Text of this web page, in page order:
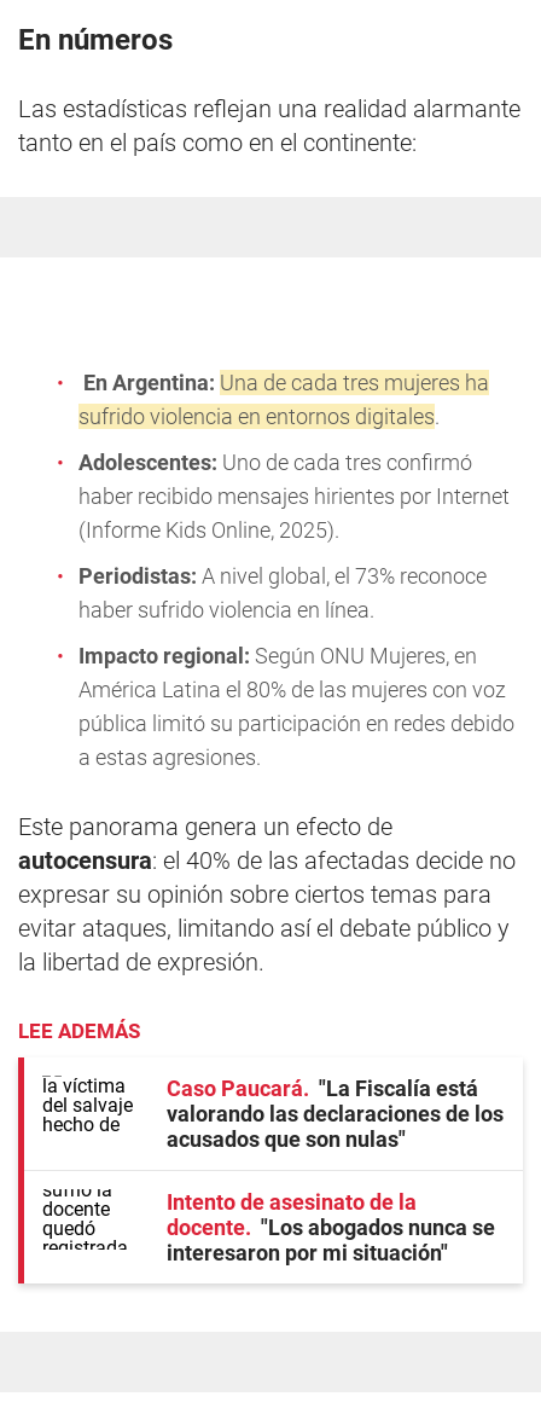
En números
Las estadísticas reflejan una realidad alarmante
tanto en el país como en el continente:
En Argentina: Una de cada tres mujeres ha
sufrido violencia en entornos digitales.
Adolescentes: Uno de cada tres confirmó
haber recibido mensajes hirientes por Internet
(Informe Kids Online, 2025).
Periodistas: A nivel global, el 73% reconoce
haber sufrido violencia en línea.
Impacto regional: Según ONU Mujeres, en
América Latina el 80% de las mujeres con voz
pública limitó su participación en redes debido
a estas agresiones.
Este panorama genera un efecto de
autocensura: el 40% de las afectadas decide no
expresar su opinión sobre ciertos temas para
evitar ataques, limitando así el debate público y
la libertad de expresión.
LEE ADEMÁS
Caso Paucará
"La Fiscalía está
valorando las declaraciones de los
acusados que son nulas"
Intento de asesinato de la
docente
"Los abogados nunca se
interesaron por mi situación"